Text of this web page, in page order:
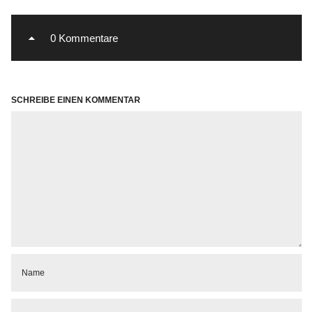
0 Kommentare
SCHREIBE EINEN KOMMENTAR